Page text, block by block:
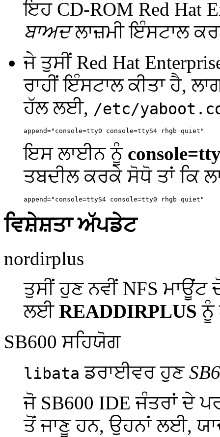
ਇਹ CD-ROM Red Hat
ਬਾਅਦਲਾਜ਼ਮੀ ਇੰਸਟਾਲ
ਜੇ ਤੁਸੀਂ Red Hat
ਰਾਹੀਂ ਇੰਸਟਾਲ ਕੀਤਾ ਹੈ,
ਹੱਲ ਲਈ, /etc/
ਇਸ ਲਾਈਨ ਨੂੰ
ਤਬਦੀਲ ਕਰਕੇ ਸੋਧੋ ਤਾਂ ਕਿ
ਵਿਸ਼ੇਸ਼ਤਾ ਅੱਪਡੇਟ
nordirplus
ਤੁਸੀਂ ਹੁਣ ਨਵੀਂ NFS ਮਾਊਂਟ
ਲਈ READDIRPLUS ਨੂੰ
SB600 ਸਹਿਯੋਗ
libata ਡਰਾਈਵਰ ਹੁਣ
ਜੋ SB600 IDE ਜੰਤਰਾਂ ਦੇ
ਤੋਂ ਜਾਣੂ ਹਨ, ਉਹਨਾਂ ਲਈ,